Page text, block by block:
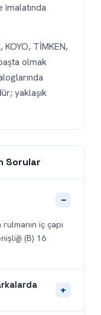
KOYO, TİMKEN,
olmak
yaklaşık
Sorular
−
iç çapı
(B) 16
+